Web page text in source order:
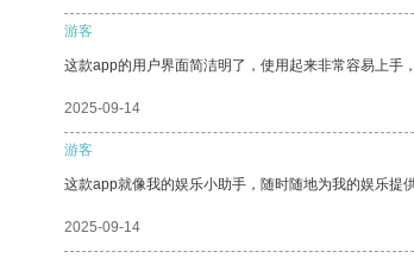
游客
这款app的用户界面简洁明了，使用起来非常容易上手
2025-09-14
游客
这款app就像我的娱乐小助手，随时随地为我的娱乐提供
2025-09-14